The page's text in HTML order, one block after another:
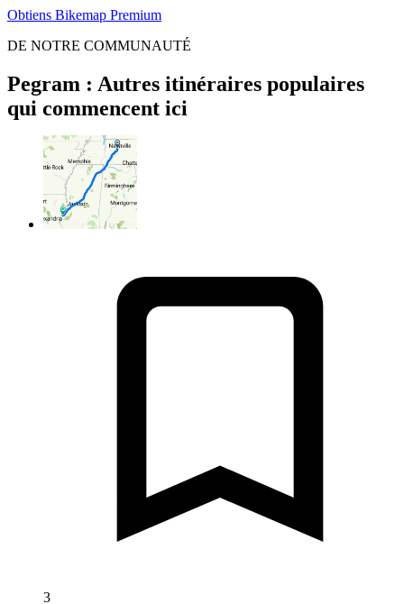
Obtiens Bikemap Premium
DE NOTRE COMMUNAUTÉ
Pegram : Autres itinéraires populaires
qui commencent ici
3